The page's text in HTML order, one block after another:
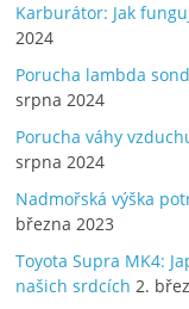
Karburátor: Jak
2024
Porucha lambda
srpna 2024
Porucha váhy
srpna 2024
Nadmořská výška
března 2023
Toyota Supra MK4:
našich srdcích 2.